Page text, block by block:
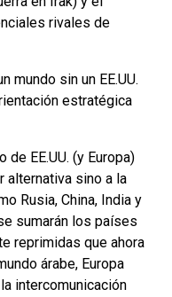
rivales de
mundo sin un EE.UU.
estratégica
EE.UU. (y Europa)
alternativa sino a la
Rusia, China, India y
sumarán los países
reprimidas que ahora
árabe, Europa
intercomunicación